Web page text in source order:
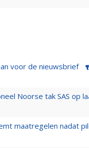
voor de nieuwsbrief
Noorse tak SAS op
maatregelen nadat